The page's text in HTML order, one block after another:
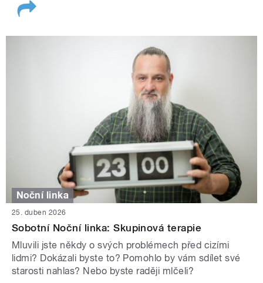
Noční linka
25. duben 2026
Sobotní Noční linka: Skupinová terapie
Mluvili jste někdy o svých problémech před cizími
lidmi? Dokázali byste to? Pomohlo by vám sdílet své
starosti nahlas? Nebo byste raději mlčeli?